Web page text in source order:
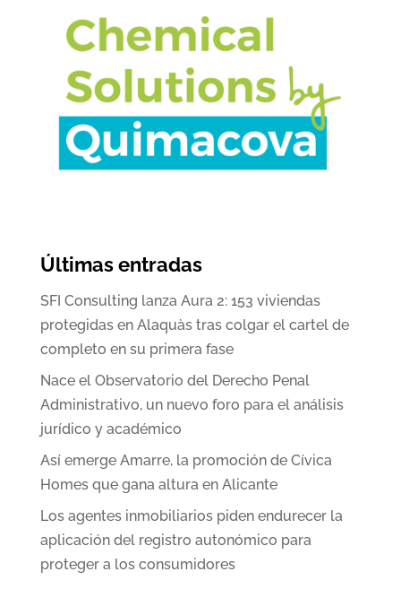
Últimas entradas
SFI Consulting lanza Aura 2: 153 viviendas
protegidas en Alaquàs tras colgar el cartel de
completo en su primera fase
Nace el Observatorio del Derecho Penal
Administrativo, un nuevo foro para el análisis
jurídico y académico
Así emerge Amarre, la promoción de Cívica
Homes que gana altura en Alicante
Los agentes inmobiliarios piden endurecer la
aplicación del registro autonómico para
proteger a los consumidores